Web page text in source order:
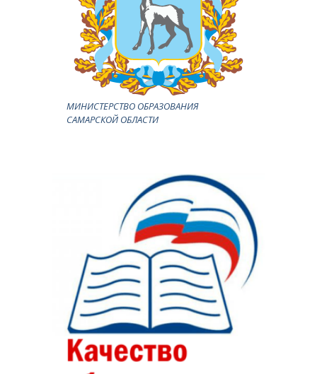
МИНИСТЕРСТВО ОБРАЗОВАНИЯ
САМАРСКОЙ ОБЛАСТИ